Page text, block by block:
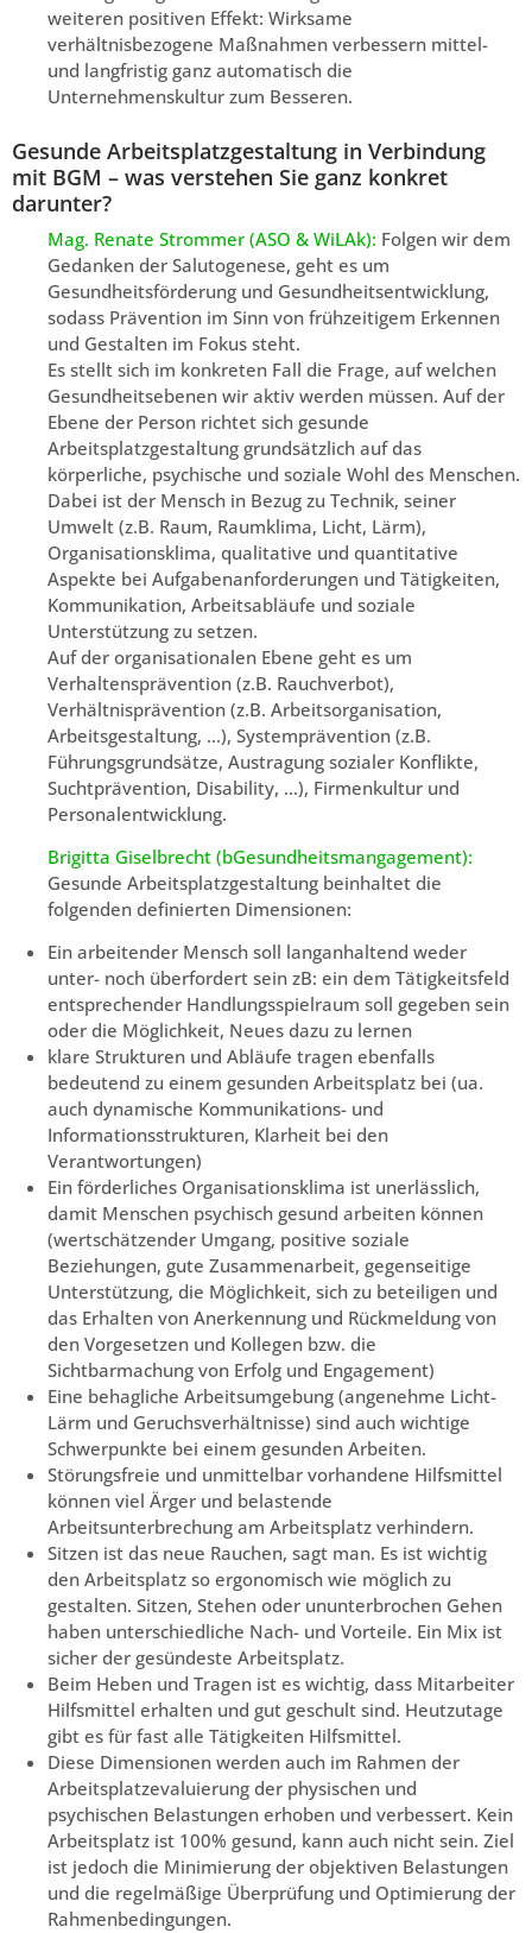
weiteren positiven Effekt: Wirksame
verhältnisbezogene Maßnahmen verbessern mittel-
und langfristig ganz automatisch die
Unternehmenskultur zum Besseren.
Gesunde Arbeitsplatzgestaltung in Verbindung
mit BGM – was verstehen Sie ganz konkret
darunter?
Mag. Renate Strommer (ASO & WiLAk): Folgen wir dem
Gedanken der Salutogenese, geht es um
Gesundheitsförderung und Gesundheitsentwicklung,
sodass Prävention im Sinn von frühzeitigem Erkennen
und Gestalten im Fokus steht.
Es stellt sich im konkreten Fall die Frage, auf welchen
Gesundheitsebenen wir aktiv werden müssen. Auf der
Ebene der Person richtet sich gesunde
Arbeitsplatzgestaltung grundsätzlich auf das
körperliche, psychische und soziale Wohl des Menschen.
Dabei ist der Mensch in Bezug zu Technik, seiner
Umwelt (z.B. Raum, Raumklima, Licht, Lärm),
Organisationsklima, qualitative und quantitative
Aspekte bei Aufgabenanforderungen und Tätigkeiten,
Kommunikation, Arbeitsabläufe und soziale
Unterstützung zu setzen.
Auf der organisationalen Ebene geht es um
Verhaltensprävention (z.B. Rauchverbot),
Verhältnisprävention (z.B. Arbeitsorganisation,
Arbeitsgestaltung, …), Systemprävention (z.B.
Führungsgrundsätze, Austragung sozialer Konflikte,
Suchtprävention, Disability, …), Firmenkultur und
Personalentwicklung.
Brigitta Giselbrecht (bGesundheitsmangagement):
Gesunde Arbeitsplatzgestaltung beinhaltet die
folgenden definierten Dimensionen:
Ein arbeitender Mensch soll langanhaltend weder
unter- noch überfordert sein zB: ein dem Tätigkeitsfeld
entsprechender Handlungsspielraum soll gegeben sein
oder die Möglichkeit, Neues dazu zu lernen
klare Strukturen und Abläufe tragen ebenfalls
bedeutend zu einem gesunden Arbeitsplatz bei (ua.
auch dynamische Kommunikations- und
Informationsstrukturen, Klarheit bei den
Verantwortungen)
Ein förderliches Organisationsklima ist unerlässlich,
damit Menschen psychisch gesund arbeiten können
(wertschätzender Umgang, positive soziale
Beziehungen, gute Zusammenarbeit, gegenseitige
Unterstützung, die Möglichkeit, sich zu beteiligen und
das Erhalten von Anerkennung und Rückmeldung von
den Vorgesetzen und Kollegen bzw. die
Sichtbarmachung von Erfolg und Engagement)
Eine behagliche Arbeitsumgebung (angenehme Licht-
Lärm und Geruchsverhältnisse) sind auch wichtige
Schwerpunkte bei einem gesunden Arbeiten.
Störungsfreie und unmittelbar vorhandene Hilfsmittel
können viel Ärger und belastende
Arbeitsunterbrechung am Arbeitsplatz verhindern.
Sitzen ist das neue Rauchen, sagt man. Es ist wichtig
den Arbeitsplatz so ergonomisch wie möglich zu
gestalten. Sitzen, Stehen oder ununterbrochen Gehen
haben unterschiedliche Nach- und Vorteile. Ein Mix ist
sicher der gesündeste Arbeitsplatz.
Beim Heben und Tragen ist es wichtig, dass Mitarbeiter
Hilfsmittel erhalten und gut geschult sind. Heutzutage
gibt es für fast alle Tätigkeiten Hilfsmittel.
Diese Dimensionen werden auch im Rahmen der
Arbeitsplatzevaluierung der physischen und
psychischen Belastungen erhoben und verbessert. Kein
Arbeitsplatz ist 100% gesund, kann auch nicht sein. Ziel
ist jedoch die Minimierung der objektiven Belastungen
und die regelmäßige Überprüfung und Optimierung der
Rahmenbedingungen.